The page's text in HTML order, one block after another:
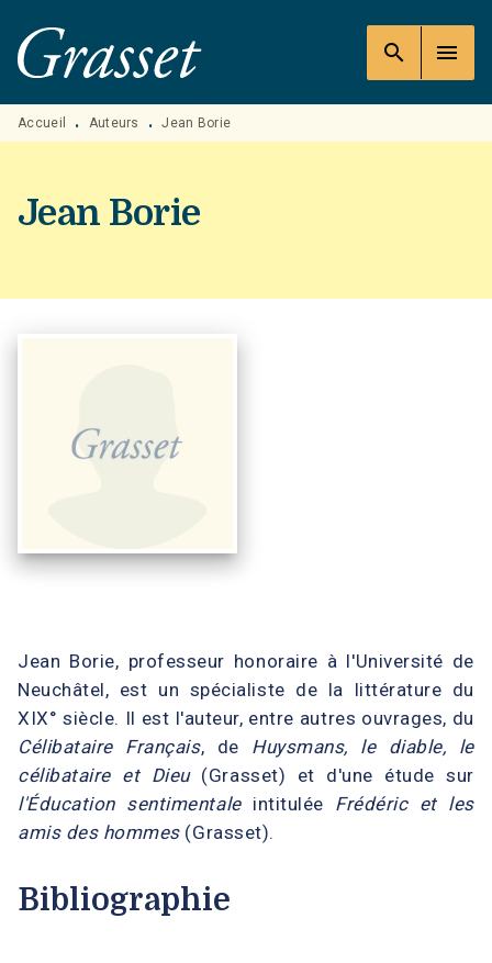
MENU RECHERCHE
PIED DE PAGE
search menu
Accueil • Auteurs • Jean Borie
Jean Borie
Jean Borie, professeur honoraire à l'Université de
Neuchâtel, est un spécialiste de la littérature du
XIX° siècle. Il est l'auteur, entre autres ouvrages, du
Célibataire Français, de Huysmans, le diable, le
célibataire et Dieu(Grasset) et d'une étude sur
l'Éducation sentimentaleintitulée Frédéric et les
amis des hommes(Grasset).
Bibliographie